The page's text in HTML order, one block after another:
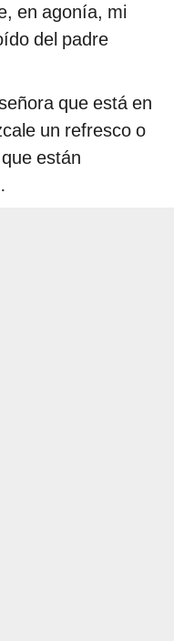
en agonía, mi
del padre
que está en
un refresco o
están